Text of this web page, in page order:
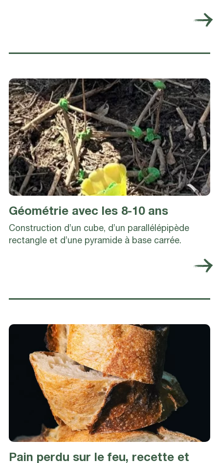
Géométrie avec les 8-10 ans
Construction d’un cube, d’un parallélépipède
rectangle et d’une pyramide à base carrée.
Pain perdu sur le feu, recette et